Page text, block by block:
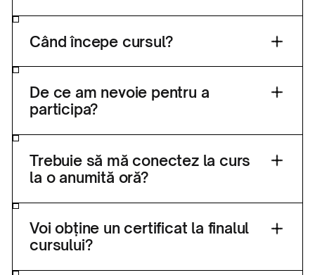
Când începe cursul?
începe să urmărești lecțiile pe platforma de
studii.
De ce am nevoie pentru a
participa?
la internet (nu vei putea lucra de pe telefon sau
tabletă).
Trebuie să mă conectez la curs
la o anumită oră?
înregistrate, așa dar pot fi urmărite la ora când îți
este cel mai comod.
Voi obține un certificat la finalul
cursului?